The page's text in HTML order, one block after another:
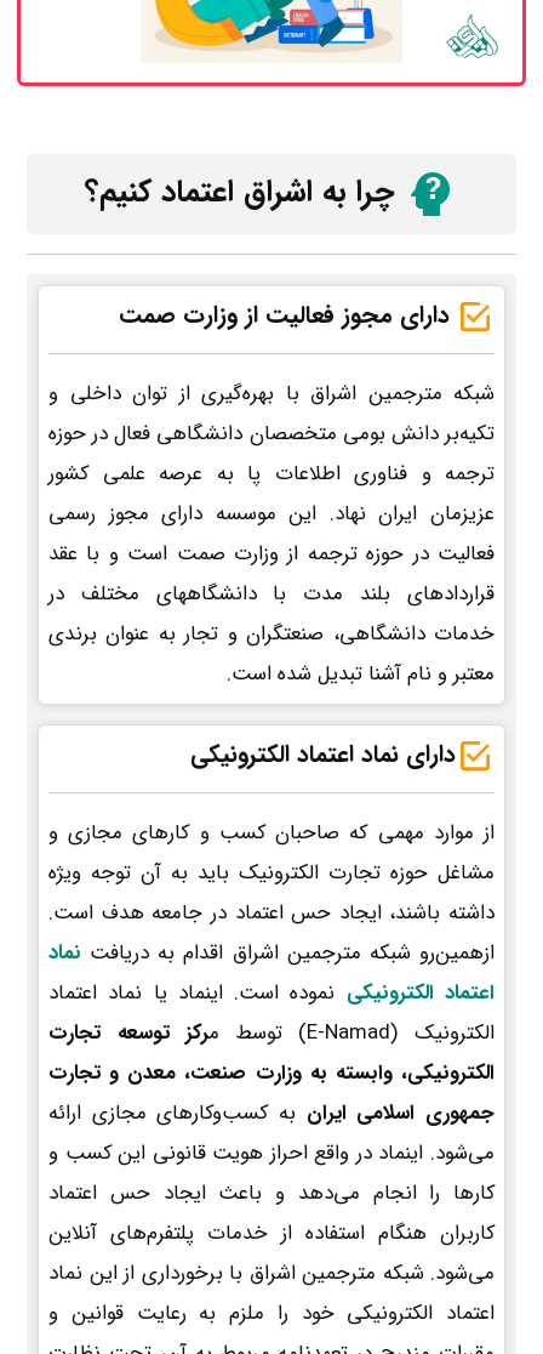
چرا به اشراق اعتماد کنیم؟
دارای مجوز فعالیت از وزارت صمت
شبکه مترجمین اشراق با بهره‌گیری از توان داخلی و
تکیه‌بر دانش بومی متخصصان دانشگاهی فعال در حوزه
ترجمه و فناوری اطلاعات پا به عرصه علمی کشور
عزیزمان ایران نهاد. این موسسه دارای مجوز رسمی
فعالیت در حوزه ترجمه از وزارت صمت است و با عقد
قراردادهای بلند مدت با دانشگاههای مختلف در
خدمات دانشگاهی، صنعتگران و تجار به عنوان برندی
معتبر و نام آشنا تبدیل شده است.
دارای نماد اعتماد الکترونیکی
از موارد مهمی که صاحبان کسب و کارهای مجازی و
مشاغل حوزه تجارت الکترونیک باید به آن توجه ویژه
داشته باشند، ایجاد حس اعتماد در جامعه هدف است.
ازهمین‌رو شبکه مترجمین اشراق اقدام به دریافت نماد
اعتماد الکترونیکی نموده است. اینماد یا نماد اعتماد
الکترونیک (E-Namad) توسط م
رکز توسعه تجارت
الکترونیکی، وابسته به وزارت صنعت، معدن و تجارت
جمهوری اسلامی ایران به کسب‌وکارهای مجازی ارائه
می‌شود. اینماد در واقع احراز هویت قانونی این کسب و
کارها را انجام می‌دهد و باعث ایجاد حس اعتماد
کاربران هنگام استفاده از خدمات پلتفرم‌های آنلاین
می‌شود. شبکه مترجمین اشراق با برخورداری از این نماد
اعتماد الکترونیکی خود را ملزم به رعایت قوانین و